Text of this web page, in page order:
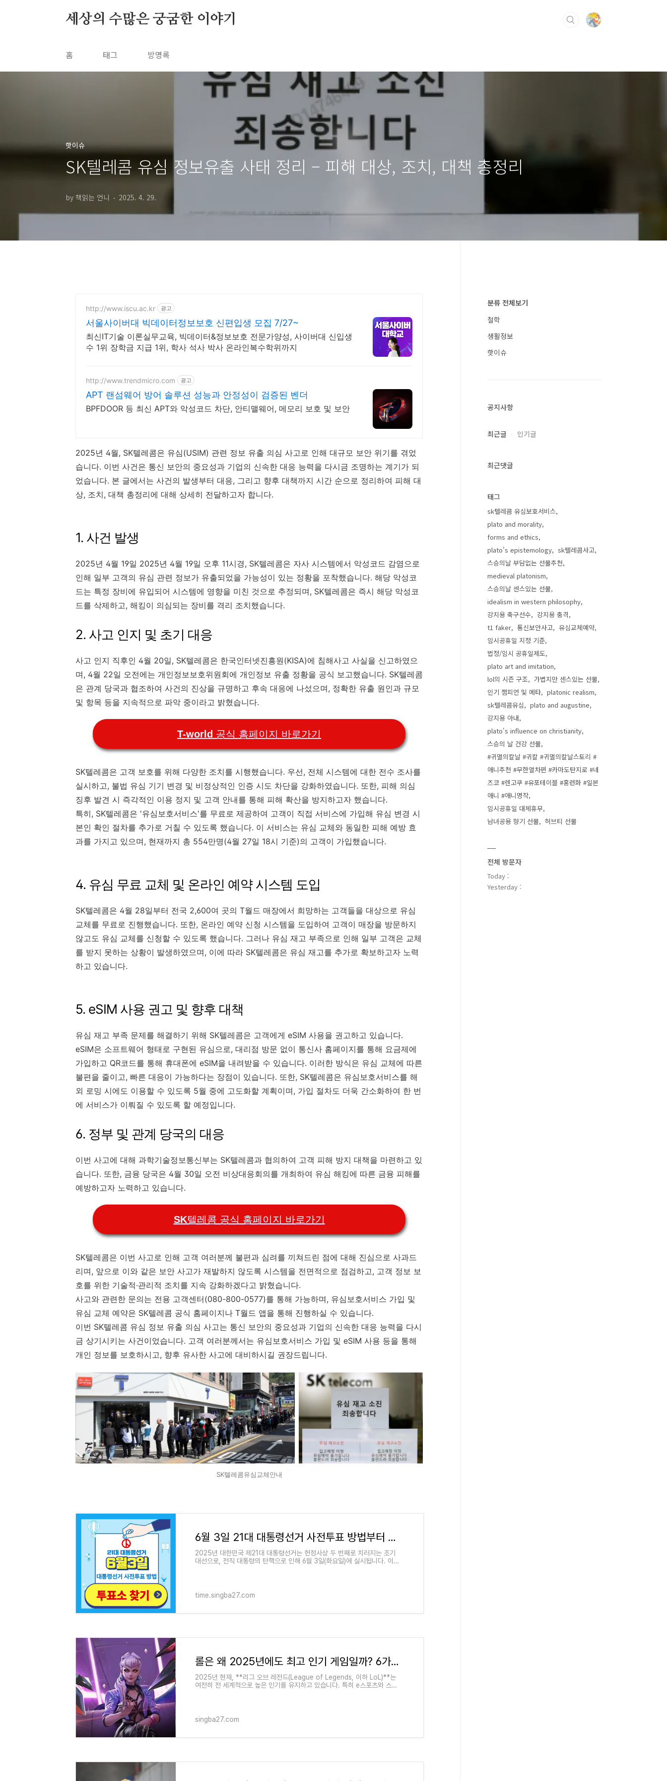
세상의 수많은 궁굼한 이야기
홈 태그 방명록
핫이슈
SK텔레콤 유심 정보유출 사태 정리 – 피해 대상, 조치, 대책 총정리
by 책읽는 언니 2025. 4. 29.
http://www.iscu.ac.kr 광고
서울사이버대 빅데이터정보보호 신편입생 모집 7/27~
최신IT기술 이론실무교육, 빅데이터&정보보호 전문가양성, 사이버대 신입생
수 1위 장학금 지급 1위, 학사 석사 박사 온라인복수학위까지
http://www.trendmicro.com 광고
APT 랜섬웨어 방어 솔루션 성능과 안정성이 검증된 벤더
BPFDOOR 등 최신 APT와 악성코드 차단, 안티맬웨어, 메모리 보호 및 보안
​2025년 4월, SK텔레콤은 유심(USIM) 관련 정보 유출 의심 사고로 인해 대규모 보안 위기를 겪었
습니다. 이번 사건은 통신 보안의 중요성과 기업의 신속한 대응 능력을 다시금 조명하는 계기가 되
었습니다. 본 글에서는 사건의 발생부터 대응, 그리고 향후 대책까지 시간 순으로 정리하여 피해 대
상, 조치, 대책 총정리에 대해 상세히 전달하고자 합니다.​
1. 사건 발생
2025년 4월 19일 2025년 4월 19일 오후 11시경, SK텔레콤은 자사 시스템에서 악성코드 감염으로
인해 일부 고객의 유심 관련 정보가 유출되었을 가능성이 있는 정황을 포착했습니다. 해당 악성코
드는 특정 장비에 유입되어 시스템에 영향을 미친 것으로 추정되며, SK텔레콤은 즉시 해당 악성코
드를 삭제하고, 해킹이 의심되는 장비를 격리 조치했습니다. ​
2. 사고 인지 및 초기 대응
사고 인지 직후인 4월 20일, SK텔레콤은 한국인터넷진흥원(KISA)에 침해사고 사실을 신고하였으
며, 4월 22일 오전에는 개인정보보호위원회에 개인정보 유출 정황을 공식 보고했습니다. SK텔레콤
은 관계 당국과 협조하여 사건의 진상을 규명하고 후속 대응에 나섰으며, 정확한 유출 원인과 규모
및 항목 등을 지속적으로 파악 중이라고 밝혔습니다.
T-world 공식 홈페이지 바로가기
SK텔레콤은 고객 보호를 위해 다양한 조치를 시행했습니다. 우선, 전체 시스템에 대한 전수 조사를
실시하고, 불법 유심 기기 변경 및 비정상적인 인증 시도 차단을 강화하였습니다. 또한, 피해 의심
징후 발견 시 즉각적인 이용 정지 및 고객 안내를 통해 피해 확산을 방지하고자 했습니다.​
특히, SK텔레콤은 '유심보호서비스'를 무료로 제공하여 고객이 직접 서비스에 가입해 유심 변경 시
본인 확인 절차를 추가로 거칠 수 있도록 했습니다. 이 서비스는 유심 교체와 동일한 피해 예방 효
과를 가지고 있으며, 현재까지 총 554만명(4월 27일 18시 기준)의 고객이 가입했습니다.
4. 유심 무료 교체 및 온라인 예약 시스템 도입
SK텔레콤은 4월 28일부터 전국 2,600여 곳의 T월드 매장에서 희망하는 고객들을 대상으로 유심
교체를 무료로 진행했습니다. 또한, 온라인 예약 신청 시스템을 도입하여 고객이 매장을 방문하지
않고도 유심 교체를 신청할 수 있도록 했습니다. 그러나 유심 재고 부족으로 인해 일부 고객은 교체
를 받지 못하는 상황이 발생하였으며, 이에 따라 SK텔레콤은 유심 재고를 추가로 확보하고자 노력
하고 있습니다.
5. eSIM 사용 권고 및 향후 대책
유심 재고 부족 문제를 해결하기 위해 SK텔레콤은 고객에게 eSIM 사용을 권고하고 있습니다.
eSIM은 소프트웨어 형태로 구현된 유심으로, 대리점 방문 없이 통신사 홈페이지를 통해 요금제에
가입하고 QR코드를 통해 휴대폰에 eSIM을 내려받을 수 있습니다. 이러한 방식은 유심 교체에 따른
불편을 줄이고, 빠른 대응이 가능하다는 장점이 있습니다.​ 또한, SK텔레콤은 유심보호서비스를 해
외 로밍 시에도 이용할 수 있도록 5월 중에 고도화할 계획이며, 가입 절차도 더욱 간소화하여 한 번
에 서비스가 이뤄질 수 있도록 할 예정입니다.
​6. 정부 및 관계 당국의 대응
이번 사고에 대해 과학기술정보통신부는 SK텔레콤과 협의하여 고객 피해 방지 대책을 마련하고 있
습니다. 또한, 금융 당국은 4월 30일 오전 비상대응회의를 개최하여 유심 해킹에 따른 금융 피해를
예방하고자 노력하고 있습니다. ​
SK텔레콤 공식 홈페이지 바로가기
SK텔레콤은 이번 사고로 인해 고객 여러분께 불편과 심려를 끼쳐드린 점에 대해 진심으로 사과드
리며, 앞으로 이와 같은 보안 사고가 재발하지 않도록 시스템을 전면적으로 점검하고, 고객 정보 보
호를 위한 기술적·관리적 조치를 지속 강화하겠다고 밝혔습니다.​
사고와 관련한 문의는 전용 고객센터(080-800-0577)를 통해 가능하며, 유심보호서비스 가입 및
유심 교체 예약은 SK텔레콤 공식 홈페이지나 T월드 앱을 통해 진행하실 수 있습니다.​
이번 SK텔레콤 유심 정보 유출 의심 사고는 통신 보안의 중요성과 기업의 신속한 대응 능력을 다시
금 상기시키는 사건이었습니다. 고객 여러분께서는 유심보호서비스 가입 및 eSIM 사용 등을 통해
개인 정보를 보호하시고, 향후 유사한 사고에 대비하시길 권장드립니다.​
SK텔레콤유심교체안내
6월 3일 21대 대통령선거 사전투표 방법부터 투표소 찾기까지
2025년 대한민국 제21대 대통령선거는 헌정사상 두 번째로 치러지는 조기
대선으로, 전직 대통령의 탄핵으로 인해 6월 3일(화요일)에 실시됩니다. 이번
time.singba27.com
롤은 왜 2025년에도 최고 인기 게임일까? 6가지 이유
2025년 현재, **리그 오브 레전드(League of Legends, 이하 LoL)**는
여전히 전 세계적으로 높은 인기를 유지하고 있습니다. 특히 e스포츠와 스트
singba27.com
분류 전체보기
철학
생활정보
핫이슈
공지사항
최근글 인기글
최근댓글
태그
sk텔레콤 유심보호서비스
plato and morality
forms and ethics
plato’s epistemology
sk텔레콤사고
스승의날 부담없는 선물추천
medieval platonism
스승의날 센스있는 선물
idealism in western philosophy
강지용 축구선수
강지용 충격
t1 faker
통신보안사고
유심교체예약
임시공휴일 지정 기준
법정/임시 공휴일제도
plato art and imitation
lol의 시즌 구조
가볍지만 센스있는 선물
인기 챔피언 및 메타
platonic realism
sk텔레콤유심
plato and augustine
강지용 아내
plato's influence on christianity
스승의 날 건강 선물
#귀멸의칼날 #귀칼 #귀멸의칼날스토리 #
애니추천 #무한열차편 #카마도탄지로 #네
즈코 #렌고쿠 #유포테이블 #홍련화 #일본
애니 #애니명작
임시공휴일 대체휴무
남녀공용 향기 선물
허브티 선물
전체 방문자
Today :
Yesterday :